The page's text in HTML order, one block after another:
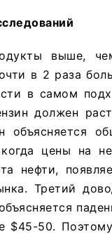
выше,
в 2 раза
в самом
должен
объясняется
цены на
нефти,
Третий
$45-50.